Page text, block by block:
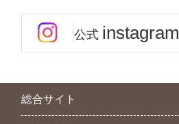
公式 instagram
総合サイト